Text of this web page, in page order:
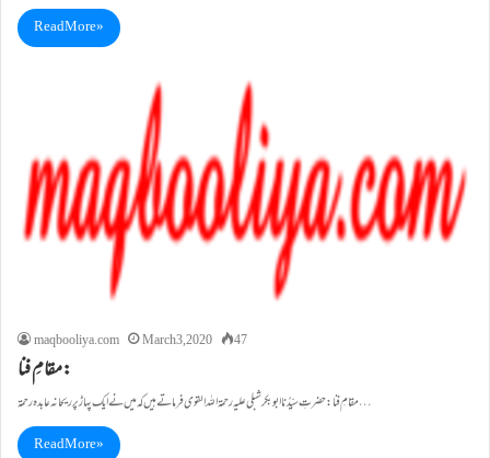
Read More »
maqbooliya.com March 3, 2020 47
مقامِ فنا:
مقامِ فنا: حضرتِ سیِّدُنا ابو بکرشبلی علیہ رحمۃاللہ القوی فرماتے ہیں کہ میں نے ایک پہاڑ پر ریحانہ عابدہ رحمۃ…
Read More »